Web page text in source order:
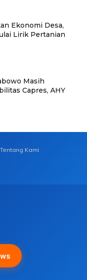
Ekonomi Desa,
Lirik Pertanian
Masih
Capres, AHY
Tentang Kami